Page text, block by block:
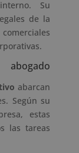
Su
de la
abarcan
Según su
estas
las tareas